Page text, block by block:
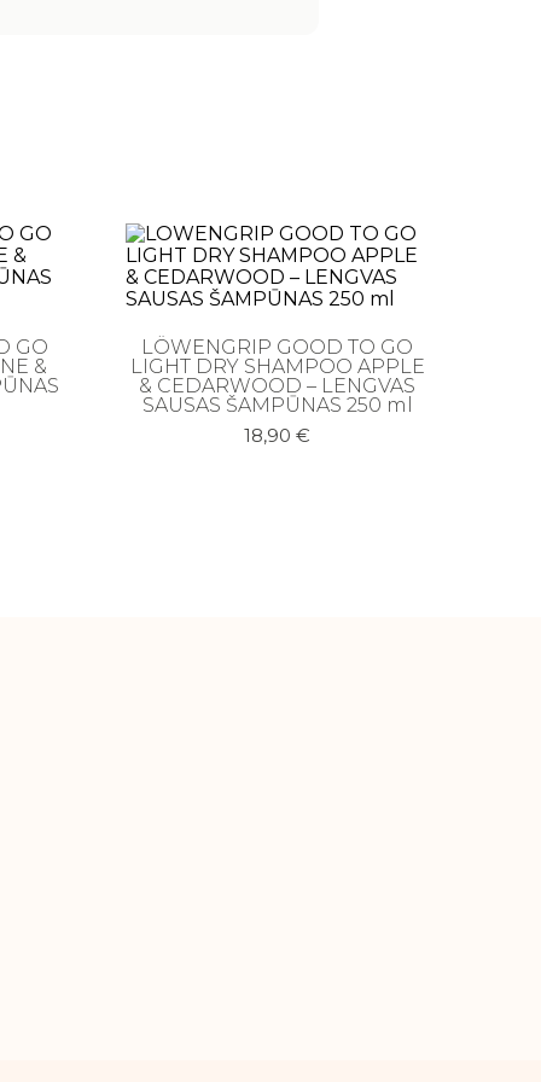
GO
&
LÖWENGRIP GOOD TO GO
LIGHT DRY SHAMPOO APPLE
& CEDARWOOD – LENGVAS
SAUSAS ŠAMPŪNAS 250 ml
18,90€